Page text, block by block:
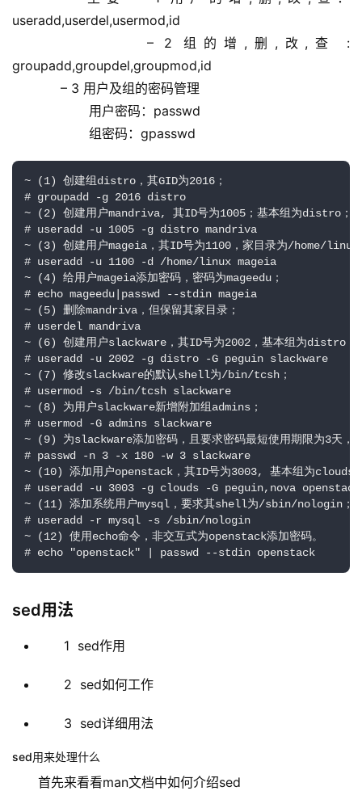
useradd,userdel,usermod,id
– 2 组的增,删,改,查 :
groupadd,groupdel,groupmod,id
– 3 用户及组的密码管理
用户密码：passwd
组密码：gpasswd
~ (1) 创建组distro，其GID为2016；
# groupadd -g 2016 distro
~ (2) 创建用户mandriva, 其ID号为1005；基本组为distro；
# useradd -u 1005 -g distro mandriva
~ (3) 创建用户mageia，其ID号为1100，家目录为/home/
# useradd -u 1100 -d /home/linux mageia
~ (4) 给用户mageia添加密码，密码为mageedu；
# echo mageedu|passwd --stdin mageia
~ (5) 删除mandriva，但保留其家目录；
# userdel mandriva
~ (6) 创建用户slackware，其ID号为2002，基本组为distro，
# useradd -u 2002 -g distro -G peguin slackware
~ (7) 修改slackware的默认shell为/bin/tcsh；
# usermod -s /bin/tcsh slackware
~ (8) 为用户slackware新增附加组admins；
# usermod -G admins slackware
~ (9) 为slackware添加密码，且要求密码最短使用期限为3天，
# passwd -n 3 -x 180 -w 3 slackware
~ (10) 添加用户openstack，其ID号为3003, 基本组为clouds
# useradd -u 3003 -g clouds -G peguin,nova openstack
~ (11) 添加系统用户mysql，要求其shell为/sbin/nologin；
# useradd -r mysql -s /sbin/nologin
~ (12) 使用echo命令，非交互式为openstack添加密码。
# echo "openstack" | passwd --stdin openstack
sed用法
1 sed作用
2 sed如何工作
3 sed详细用法
sed用来处理什么
首先来看看man文档中如何介绍sed